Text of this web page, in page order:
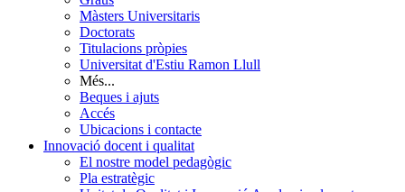
Màsters Universitaris
Doctorats
Titulacions pròpies
Universitat d'Estiu Ramon Llull
Més...
Beques i ajuts
Accés
Ubicacions i contacte
Innovació docent i qualitat
El nostre model pedagògic
Pla estratègic